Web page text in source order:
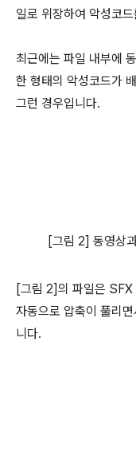
일로 위장하여 악성코
최근에는 파일 내부에
한 형태의 악성코드가
그런 경우입니다.
[그림 2] 동영상
[그림 2]의 파일은 SFX
자동으로 압축이 풀리
니다.